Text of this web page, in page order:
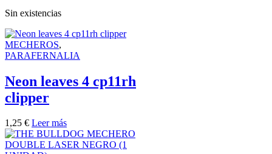
Sin existencias
MECHEROS,
PARAFERNALIA
Neon leaves 4 cp11rh
clipper
1,25 € Leer más